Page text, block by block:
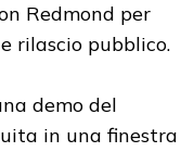
Redmond per
rilascio pubblico.
demo del
in una finestra